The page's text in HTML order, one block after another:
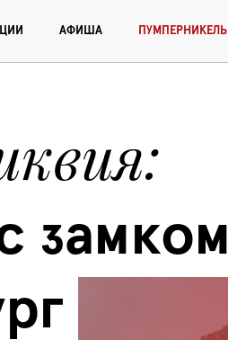
АФИША ПУМПЕРНИКЕЛЬ
замком